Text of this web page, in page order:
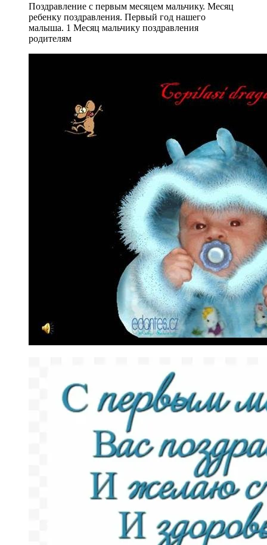
Поздравление с первым месяцем мальчику. Месяц
ребенку поздравления. Первый год нашего
малыша. 1 Месяц мальчику поздравления
родителям